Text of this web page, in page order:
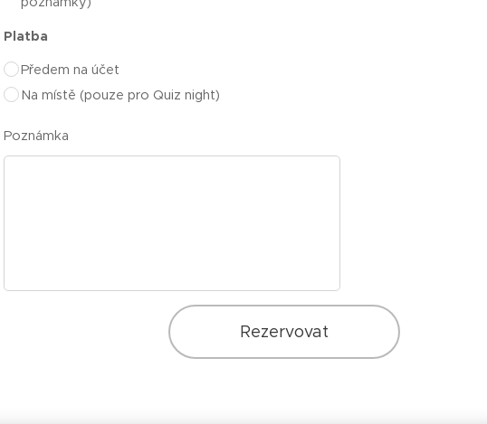
Platba
Předem na účet
Na místě (pouze pro Quiz night)
Poznámka
Rezervovat